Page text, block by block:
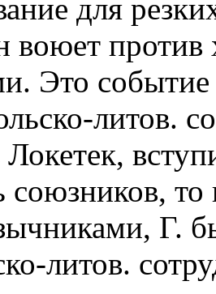
для
воюет против
Это
литов.
то
Г.
литов.